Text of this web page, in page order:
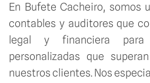
En Bufete Cacheiro, somos
contables y auditores que
legal y financiera para
personalizadas que
nuestros clientes. Nos